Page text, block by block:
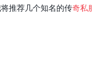
推荐几个知名的传奇私